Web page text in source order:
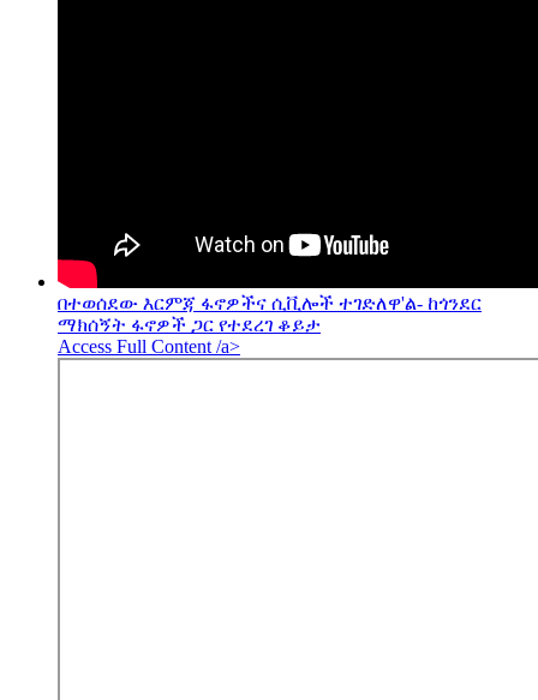
በተወሰደው እርምጃ ፋኖዎችና ሲቪሎች ተገድለዋ'ል- ከጎንደር
ማክሰኝት ፋኖዎች ጋር የተደረገ ቆይታ
Access Full Content /a>